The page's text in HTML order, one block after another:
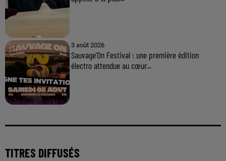
3 août 2026
Sauvage'On Festival : une première édition
électro attendue au cœur...
TITRES DIFFUSÉS